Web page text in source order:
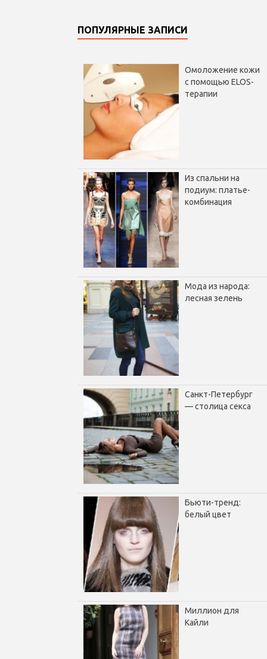
ПОПУЛЯРНЫЕ ЗАПИСИ
Омоложение кожи
с помощью ELOS-
терапии
Из спальни на
подиум: платье-
комбинация
Мода из народа:
лесная зелень
Санкт-Петербург
— столица секса
Бьюти-тренд:
белый цвет
Миллион для
Кайли